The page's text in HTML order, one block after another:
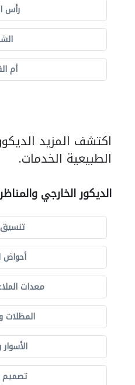
رأس
أم
اكتشف المزيد
الطبيعية الخدمات.
الديكور الخارجي
أحواض
معدات
المظلات
الأسوار
تصميم